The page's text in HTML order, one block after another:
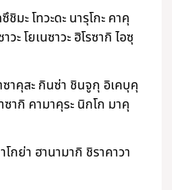
มะ โทวะดะ นารุโกะ คาคุ
วะ โยเนซาวะ ฮิโรซากิ ไอซุ
าคุสะ กินซ่า ชินจูกุ อิเคบุคุ
ซากิ คามาคุระ นิกโก มาคุ
กย่า ฮานามากิ ชิราคาวา